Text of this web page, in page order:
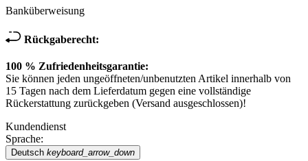
Banküberweisung
Rückgaberecht:
100 % Zufriedenheitsgarantie:
Sie können jeden ungeöffneten/unbenutzten Artikel innerhalb von
15 Tagen nach dem Lieferdatum gegen eine vollständige
Rückerstattung zurückgeben (Versand ausgeschlossen)!
Kundendienst
Sprache:
Deutsch keyboard_arrow_down